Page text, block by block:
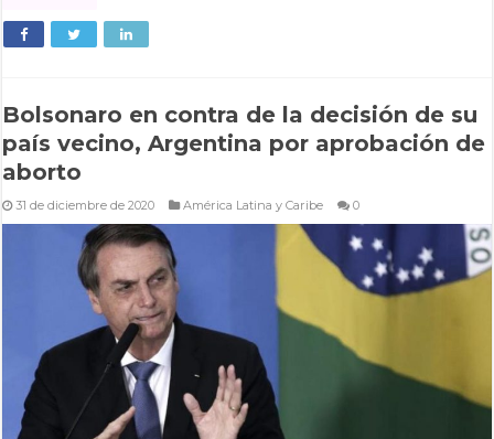
Bolsonaro en contra de la decisión de su
país vecino, Argentina por aprobación de
aborto
31 de diciembre de 2020 América Latina y Caribe 0